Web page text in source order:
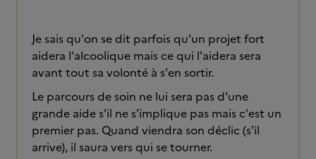
Je sais qu'on se dit parfois qu'un projet fort
aidera l'alcoolique mais ce qui l'aidera sera
avant tout sa volonté à s'en sortir.
Le parcours de soin ne lui sera pas d'une
grande aide s'il ne s'implique pas mais c'est un
premier pas. Quand viendra son déclic (s'il
arrive), il saura vers qui se tourner.